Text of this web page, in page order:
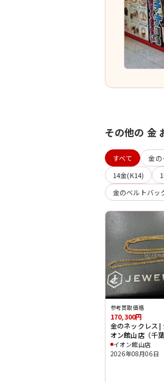
その他の 金
すべて 金の
14金(K14)
金のベルトバッ
参考買取価格
170,300円
金のネックレス |
オン館山店（千
イオン館山店
2026年08月06日